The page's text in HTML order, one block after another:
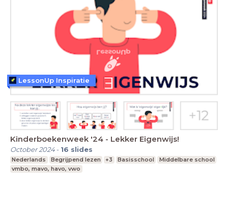
Kinderboekenweek '24 - Lekker Eigenwijs!
October 2024- 16 slides
Nederlands Begrijpend lezen +3 Basisschool
Middelbare school
vmbo, mavo, havo, vwo
LessonUp Inspiratie